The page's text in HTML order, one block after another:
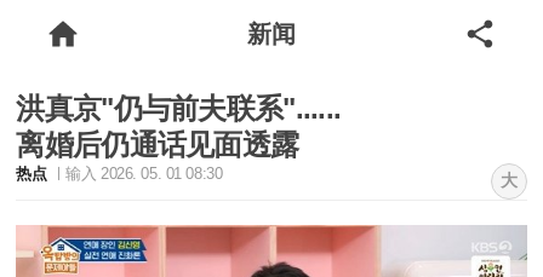
新闻
洪真京"仍与前夫联系"......
离婚后仍通话见面透露
热点 输入 2026. 05. 01 08:30 大